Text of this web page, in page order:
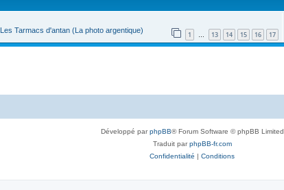
Les Tarmacs d'antan (La photo argentique) 1 … 13 14 15 16 17
Développé parphpBB® Forum Software © phpBB Limited
Traduit parphpBB-fr.com
Confidentialité | Conditions